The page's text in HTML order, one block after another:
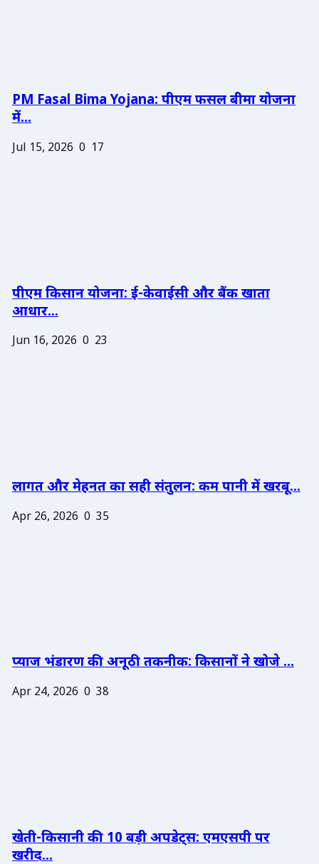
PM Fasal Bima Yojana: पीएम फसल बीमा योजना
में...
Jul 15, 2026 0 17
पीएम किसान योजना: ई-केवाईसी और बैंक खाता
आधार...
Jun 16, 2026 0 23
लागत और मेहनत का सही संतुलन: कम पानी में खरबू...
Apr 26, 2026 0 35
प्याज भंडारण की अनूठी तकनीक: किसानों ने खोजे ...
Apr 24, 2026 0 38
खेती-किसानी की 10 बड़ी अपडेट्स: एमएसपी पर
खरीद...